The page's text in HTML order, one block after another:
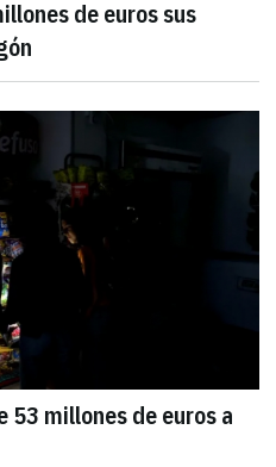
de euros sus
53 millones de euros a